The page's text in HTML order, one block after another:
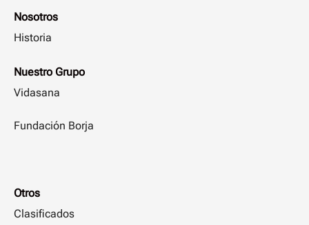
Nosotros
Historia
Nuestro Grupo
Vidasana
Fundación Borja
Otros
Clasificados